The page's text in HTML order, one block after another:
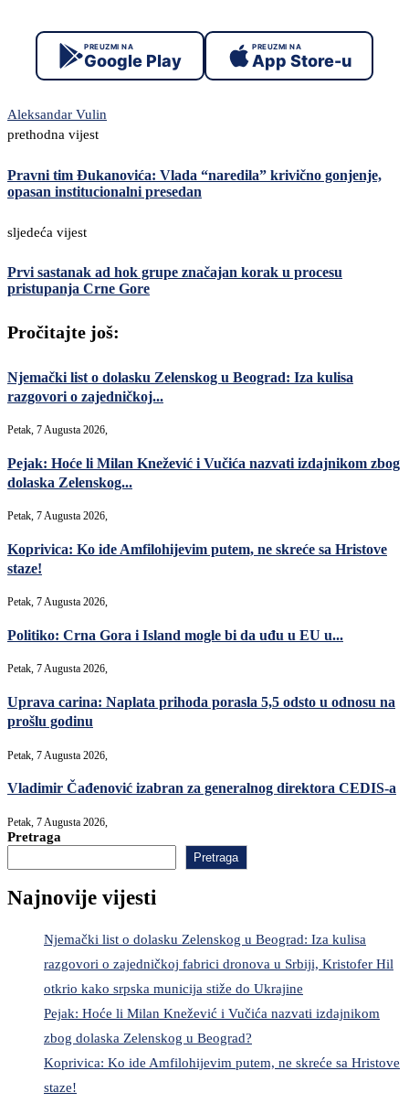
PREUZMI NA
Google Play
PREUZMI NA
App Store-u
Aleksandar Vulin
prethodna vijest
Pravni tim Đukanovića: Vlada “naredila” krivično gonjenje,
opasan institucionalni presedan
sljedeća vijest
Prvi sastanak ad hok grupe značajan korak u procesu
pristupanja Crne Gore
Pročitajte još:
Njemački list o dolasku Zelenskog u Beograd: Iza kulisa
razgovori o zajedničkoj...
Petak, 7 Augusta 2026,
Pejak: Hoće li Milan Knežević i Vučića nazvati izdajnikom zbog
dolaska Zelenskog...
Petak, 7 Augusta 2026,
Koprivica: Ko ide Amfilohijevim putem, ne skreće sa Hristove
staze!
Petak, 7 Augusta 2026,
Politiko: Crna Gora i Island mogle bi da uđu u EU u...
Petak, 7 Augusta 2026,
Uprava carina: Naplata prihoda porasla 5,5 odsto u odnosu na
prošlu godinu
Petak, 7 Augusta 2026,
Vladimir Čađenović izabran za generalnog direktora CEDIS-a
Petak, 7 Augusta 2026,
Pretraga
Pretraga
Najnovije vijesti
Njemački list o dolasku Zelenskog u Beograd: Iza kulisa
razgovori o zajedničkoj fabrici dronova u Srbiji, Kristofer Hil
otkrio kako srpska municija stiže do Ukrajine
Pejak: Hoće li Milan Knežević i Vučića nazvati izdajnikom
zbog dolaska Zelenskog u Beograd?
Koprivica: Ko ide Amfilohijevim putem, ne skreće sa Hristove
staze!